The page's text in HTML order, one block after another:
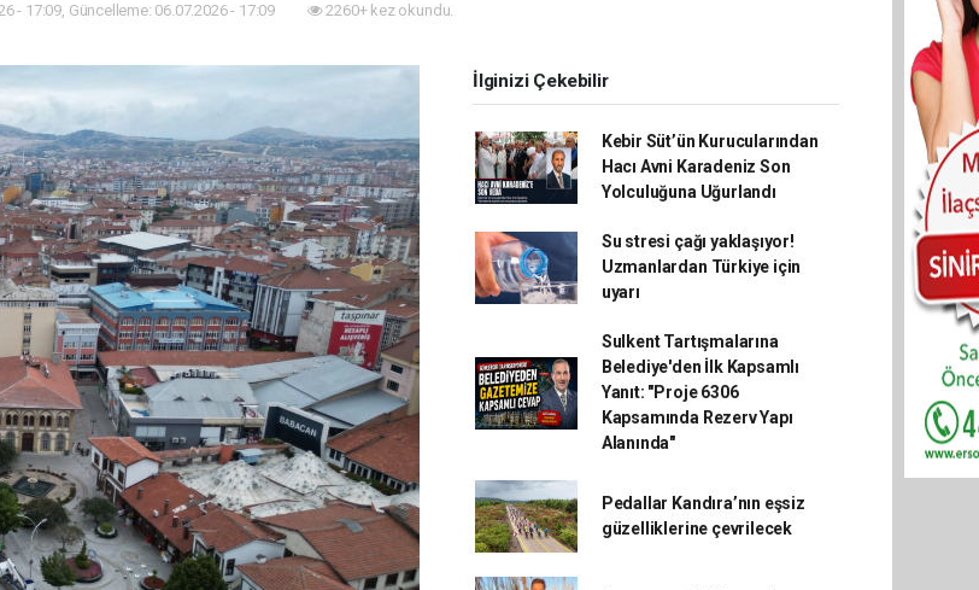
- 17:09, Güncelleme: 06.07.2026 - 17:09 2260+ kez okundu.
İlginizi Çekebilir
Kebir Süt’ün Kurucularından
Hacı Avni Karadeniz Son
Yolculuğuna Uğurlandı
Su stresi çağı yaklaşıyor!
Uzmanlardan Türkiye için
uyarı
Sulkent Tartışmalarına
Belediye'den İlk Kapsamlı
Yanıt: "Proje 6306
Kapsamında Rezerv Yapı
Alanında"
Pedallar Kandıra’nın eşsiz
güzelliklerine çevrilecek